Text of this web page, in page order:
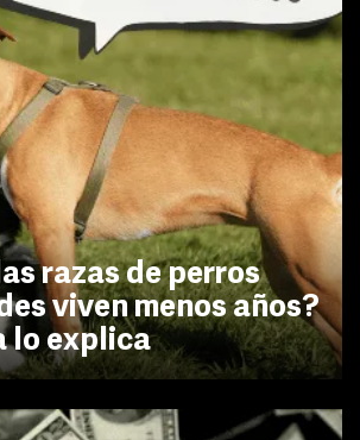
razas de perros
viven menos años?
lo explica